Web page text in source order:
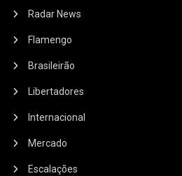
Radar News
Flamengo
Brasileirão
Libertadores
Internacional
Mercado
Escalações